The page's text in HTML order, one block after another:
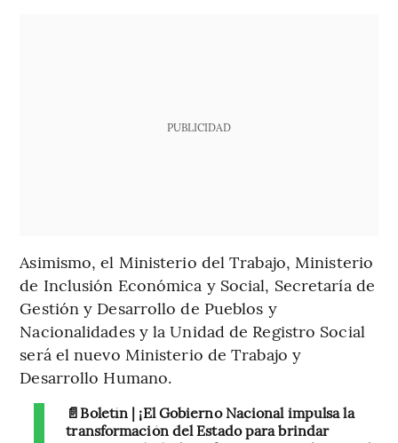
PUBLICIDAD
Asimismo, el Ministerio del Trabajo, Ministerio
de Inclusión Económica y Social, Secretaría de
Gestión y Desarrollo de Pueblos y
Nacionalidades y la Unidad de Registro Social
será el nuevo Ministerio de Trabajo y
Desarrollo Humano.
📄Boletín | ¡El Gobierno Nacional impulsa la
transformación del Estado para brindar